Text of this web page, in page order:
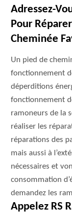
Adressez-
Pour
Cheminée
Un pied de
fonctionnement
déperditions
fonctionnement
ramoneurs de la
réaliser les
réparations des
mais aussi à
nécessaires et
consommation
demandez les
Appelez RS